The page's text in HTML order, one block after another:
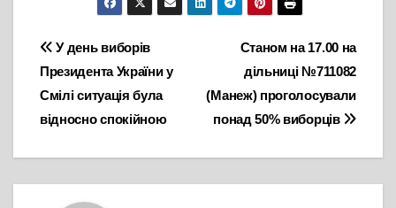
Навігація
записів
Станом на 17.00 на
дільниці №711082
(Манеж) проголосували
понад 50% виборців
У день виборів
Президента України у
Смілі ситуація була
відносно спокійною